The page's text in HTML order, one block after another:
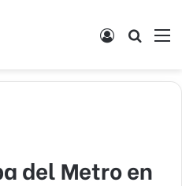
Acceso
del Metro en